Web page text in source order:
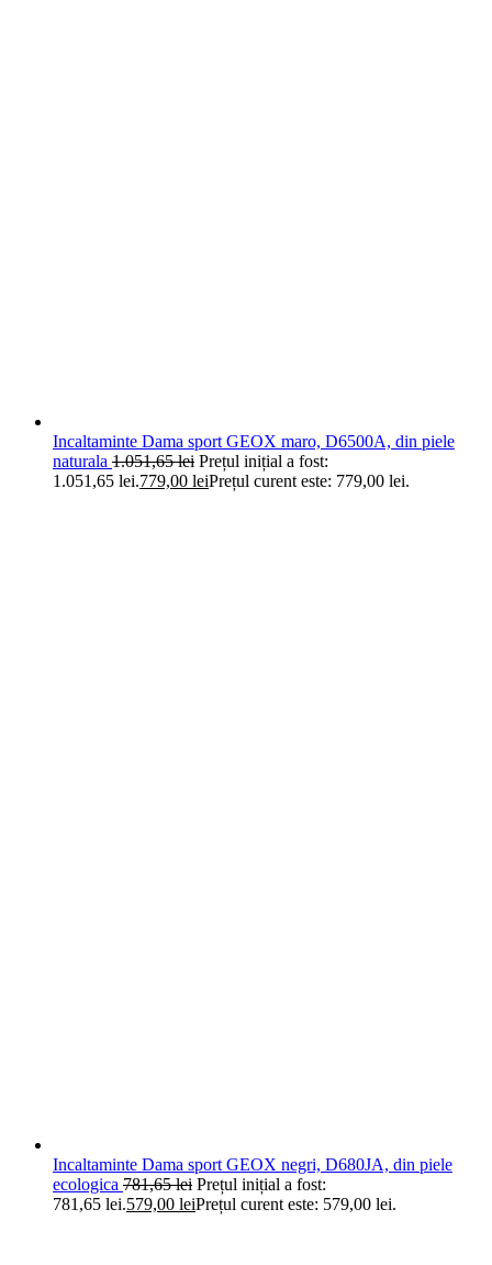
Incaltaminte Dama sport GEOX maro, D6500A, din piele
naturala 1.051,65lei Prețul inițial a fost:
1.051,65 lei.779,00 leiPrețul curent este: 779,00 lei.
Incaltaminte Dama sport GEOX negri, D680JA, din piele
ecologica 781,65lei Prețul inițial a fost:
781,65 lei.579,00 leiPrețul curent este: 579,00 lei.